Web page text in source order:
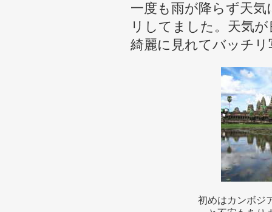
一度も雨が降らず天
リしてました。天気
綺麗に見れてバッチ
初めはカンボジ